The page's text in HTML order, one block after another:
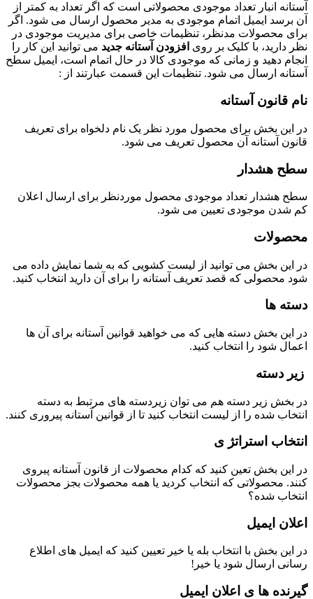
آستانه انبار تعداد موجودی محصولاتی است که اگر تعداد به کمتر از
آن برسد ایمیل اتمام موجودی به مدیر محصول ارسال می شود. اگر
برای محصولات مدنظر، تنظیمات خاصی برای مدیریت موجودی در
نظر دارید، با کلیک بر روی افزودن آستانه جدید می توانید این کار را
انجام دهید و زمانی که موجودی کالا در حال اتمام است، ایمیل سطح
آستانه ارسال می شود. تنظیمات این قسمت عبارتند از :
نام قانون آستانه
در این بخش برای محصول مورد نظر یک نام دلخواه برای تعریف
قانون آستانه آن محصول تعریف می شود.
سطح هشدار
سطح هشدار تعداد موجودی محصول موردنظر برای ارسال اعلان
کم شدن موجودی تعیین می شود.
محصولات
در این بخش می توانید از لیست کشویی که به شما نمایش داده می
شود محصولی که قصد تعریف آستانه را برای آن دارید انتخاب کنید.
دسته ها
در این بخش دسته هایی که می خواهید قوانین آستانه برای آن ها
اعمال شود را انتخاب کنید.
زیر دسته
در بخش زیر دسته هم می توان زیردسته های مرتبط به دسته
انتخاب شده را از لیست انتخاب کنید تا از قوانین آستانه پیروری کنند.
انتخاب استراتژ ی
در این بخش تعین کنید که کدام محصولات از قانون آستانه پیروی
کنند. محصولاتی که انتخاب کردید یا همه محصولات بجز محصولات
انتخاب شده؟
اعلان ایمیل
در این بخش با انتخاب بله یا خیر تعیین کنید که ایمیل های اطلاع
رسانی ارسال شود یا خیر!
گیرنده ها ی اعلان ایمیل